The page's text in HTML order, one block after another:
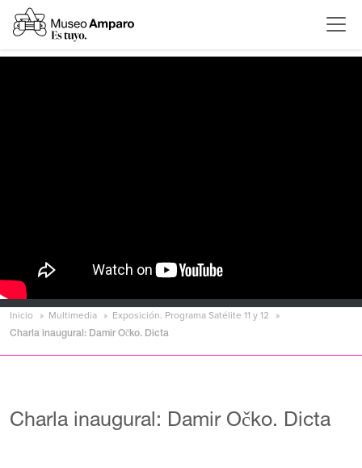
Inicio Multimedia Exposición. Programa Satélite 11 y 12
Charla inaugural: Damir Očko. Dicta
Charla inaugural: Damir Očko. Dicta